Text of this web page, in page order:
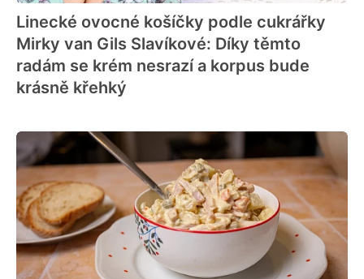
Linecké ovocné košíčky podle cukrářky
Mirky van Gils Slavíkové: Díky těmto
radám se krém nesrazí a korpus bude
krásně křehký